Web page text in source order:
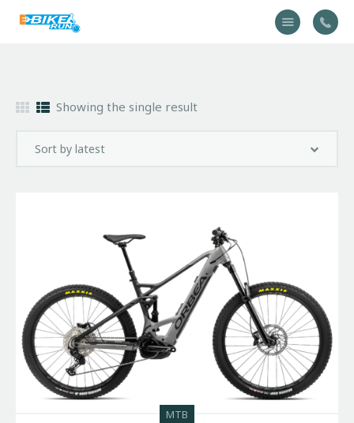
Vélo
Équipement
Showing the single result
MTB